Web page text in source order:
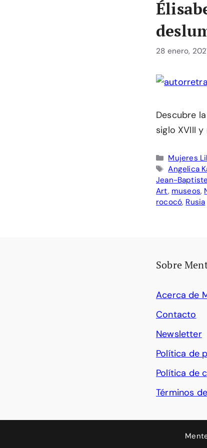
28 enero,
Descubre
siglo XVIII
Categorías
Mujeres
Etiquetas
Angelica
Jean-
Art, museos,
rococó, Rusia
Sobre
Acerca de
Contacto
Newsletter
Política de
Política de
Términos